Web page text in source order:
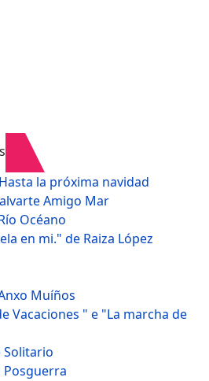
la próxima navidad
Amigo Mar
Océano
en mi." de Raiza López
Muíños
Vacaciones " e "La marcha de
Solitario
Posguerra